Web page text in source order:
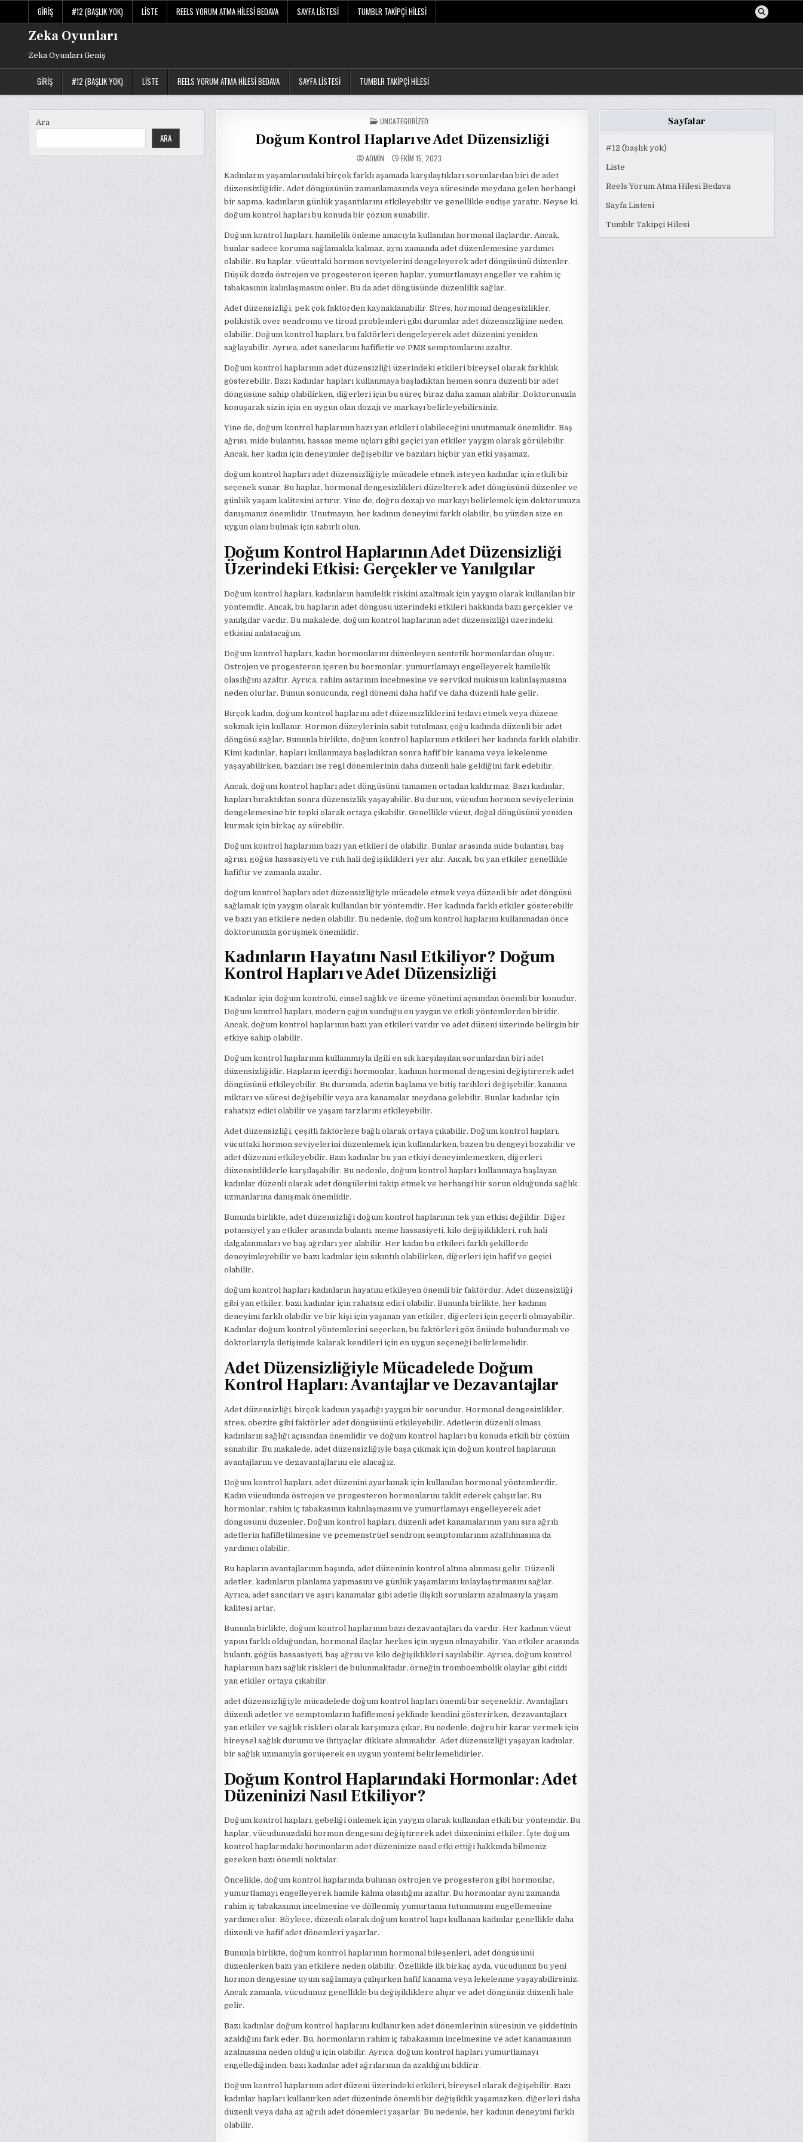
GIRIŞ #12 (BAŞLIK YOK) LISTE REELS YORUM ATMA HILESI BEDAVA SAYFA LISTESI TUMBLR TAKIPÇI HILESI
Zeka Oyunları
Zeka Oyunları Geniş
GIRIŞ #12 (BAŞLIK YOK) LISTE REELS YORUM ATMA HILESI BEDAVA SAYFA LISTESI TUMBLR TAKIPÇI HILESI
Ara
ARA
POSTED
IN
UNCATEGORIZED
Doğum Kontrol Hapları ve Adet Düzensizliği
ADMIN EKIM 15, 2023
Kadınların yaşamlarındaki birçok farklı aşamada karşılaştıkları sorunlardan biri de adet
düzensizliğidir. Adet döngüsünün zamanlamasında veya süresinde meydana gelen herhangi
bir sapma, kadınların günlük yaşantılarını etkileyebilir ve genellikle endişe yaratır. Neyse ki,
doğum kontrol hapları bu konuda bir çözüm sunabilir.
Doğum kontrol hapları, hamilelik önleme amacıyla kullanılan hormonal ilaçlardır. Ancak,
bunlar sadece koruma sağlamakla kalmaz, aynı zamanda adet düzenlemesine yardımcı
olabilir. Bu haplar, vücuttaki hormon seviyelerini dengeleyerek adet döngüsünü düzenler.
Düşük dozda östrojen ve progesteron içeren haplar, yumurtlamayı engeller ve rahim iç
tabakasının kalınlaşmasını önler. Bu da adet döngüsünde düzenlilik sağlar.
Adet düzensizliği, pek çok faktörden kaynaklanabilir. Stres, hormonal dengesizlikler,
polikistik over sendromu ve tiroid problemleri gibi durumlar adet düzensizliğine neden
olabilir. Doğum kontrol hapları, bu faktörleri dengeleyerek adet düzenini yeniden
sağlayabilir. Ayrıca, adet sancılarını hafifletir ve PMS semptomlarını azaltır.
Doğum kontrol haplarının adet düzensizliği üzerindeki etkileri bireysel olarak farklılık
gösterebilir. Bazı kadınlar hapları kullanmaya başladıktan hemen sonra düzenli bir adet
döngüsüne sahip olabilirken, diğerleri için bu süreç biraz daha zaman alabilir. Doktorunuzla
konuşarak sizin için en uygun olan dozajı ve markayı belirleyebilirsiniz.
Yine de, doğum kontrol haplarının bazı yan etkileri olabileceğini unutmamak önemlidir. Baş
ağrısı, mide bulantısı, hassas meme uçları gibi geçici yan etkiler yaygın olarak görülebilir.
Ancak, her kadın için deneyimler değişebilir ve bazıları hiçbir yan etki yaşamaz.
doğum kontrol hapları adet düzensizliğiyle mücadele etmek isteyen kadınlar için etkili bir
seçenek sunar. Bu haplar, hormonal dengesizlikleri düzelterek adet döngüsünü düzenler ve
günlük yaşam kalitesini artırır. Yine de, doğru dozajı ve markayı belirlemek için doktorunuza
danışmanız önemlidir. Unutmayın, her kadının deneyimi farklı olabilir, bu yüzden size en
uygun olanı bulmak için sabırlı olun.
Doğum Kontrol Haplarının Adet Düzensizliği
Üzerindeki Etkisi: Gerçekler ve Yanılgılar
Doğum kontrol hapları, kadınların hamilelik riskini azaltmak için yaygın olarak kullanılan bir
yöntemdir. Ancak, bu hapların adet döngüsü üzerindeki etkileri hakkında bazı gerçekler ve
yanılgılar vardır. Bu makalede, doğum kontrol haplarının adet düzensizliği üzerindeki
etkisini anlatacağım.
Doğum kontrol hapları, kadın hormonlarını düzenleyen sentetik hormonlardan oluşur.
Östrojen ve progesteron içeren bu hormonlar, yumurtlamayı engelleyerek hamilelik
olasılığını azaltır. Ayrıca, rahim astarının incelmesine ve servikal mukusun kalınlaşmasına
neden olurlar. Bunun sonucunda, regl dönemi daha hafif ve daha düzenli hale gelir.
Birçok kadın, doğum kontrol haplarını adet düzensizliklerini tedavi etmek veya düzene
sokmak için kullanır. Hormon düzeylerinin sabit tutulması, çoğu kadında düzenli bir adet
döngüsü sağlar. Bununla birlikte, doğum kontrol haplarının etkileri her kadında farklı olabilir.
Kimi kadınlar, hapları kullanmaya başladıktan sonra hafif bir kanama veya lekelenme
yaşayabilirken, bazıları ise regl dönemlerinin daha düzenli hale geldiğini fark edebilir.
Ancak, doğum kontrol hapları adet döngüsünü tamamen ortadan kaldırmaz. Bazı kadınlar,
hapları bıraktıktan sonra düzensizlik yaşayabilir. Bu durum, vücudun hormon seviyelerinin
dengelemesine bir tepki olarak ortaya çıkabilir. Genellikle vücut, doğal döngüsünü yeniden
kurmak için birkaç ay sürebilir.
Doğum kontrol haplarının bazı yan etkileri de olabilir. Bunlar arasında mide bulantısı, baş
ağrısı, göğüs hassasiyeti ve ruh hali değişiklikleri yer alır. Ancak, bu yan etkiler genellikle
hafiftir ve zamanla azalır.
doğum kontrol hapları adet düzensizliğiyle mücadele etmek veya düzenli bir adet döngüsü
sağlamak için yaygın olarak kullanılan bir yöntemdir. Her kadında farklı etkiler gösterebilir
ve bazı yan etkilere neden olabilir. Bu nedenle, doğum kontrol haplarını kullanmadan önce
doktorunuzla görüşmek önemlidir.
Kadınların Hayatını Nasıl Etkiliyor? Doğum
Kontrol Hapları ve Adet Düzensizliği
Kadınlar için doğum kontrolü, cinsel sağlık ve üreme yönetimi açısından önemli bir konudur.
Doğum kontrol hapları, modern çağın sunduğu en yaygın ve etkili yöntemlerden biridir.
Ancak, doğum kontrol haplarının bazı yan etkileri vardır ve adet düzeni üzerinde belirgin bir
etkiye sahip olabilir.
Doğum kontrol haplarının kullanımıyla ilgili en sık karşılaşılan sorunlardan biri adet
düzensizliğidir. Hapların içerdiği hormonlar, kadının hormonal dengesini değiştirerek adet
döngüsünü etkileyebilir. Bu durumda, adetin başlama ve bitiş tarihleri değişebilir, kanama
miktarı ve süresi değişebilir veya ara kanamalar meydana gelebilir. Bunlar kadınlar için
rahatsız edici olabilir ve yaşam tarzlarını etkileyebilir.
Adet düzensizliği, çeşitli faktörlere bağlı olarak ortaya çıkabilir. Doğum kontrol hapları,
vücuttaki hormon seviyelerini düzenlemek için kullanılırken, bazen bu dengeyi bozabilir ve
adet düzenini etkileyebilir. Bazı kadınlar bu yan etkiyi deneyimlemezken, diğerleri
düzensizliklerle karşılaşabilir. Bu nedenle, doğum kontrol hapları kullanmaya başlayan
kadınlar düzenli olarak adet döngülerini takip etmek ve herhangi bir sorun olduğunda sağlık
uzmanlarına danışmak önemlidir.
Bununla birlikte, adet düzensizliği doğum kontrol haplarının tek yan etkisi değildir. Diğer
potansiyel yan etkiler arasında bulantı, meme hassasiyeti, kilo değişiklikleri, ruh hali
dalgalanmaları ve baş ağrıları yer alabilir. Her kadın bu etkileri farklı şekillerde
deneyimleyebilir ve bazı kadınlar için sıkıntılı olabilirken, diğerleri için hafif ve geçici
olabilir.
doğum kontrol hapları kadınların hayatını etkileyen önemli bir faktördür. Adet düzensizliği
gibi yan etkiler, bazı kadınlar için rahatsız edici olabilir. Bununla birlikte, her kadının
deneyimi farklı olabilir ve bir kişi için yaşanan yan etkiler, diğerleri için geçerli olmayabilir.
Kadınlar doğum kontrol yöntemlerini seçerken, bu faktörleri göz önünde bulundurmalı ve
doktorlarıyla iletişimde kalarak kendileri için en uygun seçeneği belirlemelidir.
Adet Düzensizliğiyle Mücadelede Doğum
Kontrol Hapları: Avantajlar ve Dezavantajlar
Adet düzensizliği, birçok kadının yaşadığı yaygın bir sorundur. Hormonal dengesizlikler,
stres, obezite gibi faktörler adet döngüsünü etkileyebilir. Adetlerin düzenli olması,
kadınların sağlığı açısından önemlidir ve doğum kontrol hapları bu konuda etkili bir çözüm
sunabilir. Bu makalede, adet düzensizliğiyle başa çıkmak için doğum kontrol haplarının
avantajlarını ve dezavantajlarını ele alacağız.
Doğum kontrol hapları, adet düzenini ayarlamak için kullanılan hormonal yöntemlerdir.
Kadın vücudunda östrojen ve progesteron hormonlarını taklit ederek çalışırlar. Bu
hormonlar, rahim iç tabakasının kalınlaşmasını ve yumurtlamayı engelleyerek adet
döngüsünü düzenler. Doğum kontrol hapları, düzenli adet kanamalarının yanı sıra ağrılı
adetlerin hafifletilmesine ve premenstrüel sendrom semptomlarının azaltılmasına da
yardımcı olabilir.
Bu hapların avantajlarının başında, adet düzeninin kontrol altına alınması gelir. Düzenli
adetler, kadınların planlama yapmasını ve günlük yaşamlarını kolaylaştırmasını sağlar.
Ayrıca, adet sancıları ve aşırı kanamalar gibi adetle ilişkili sorunların azalmasıyla yaşam
kalitesi artar.
Bununla birlikte, doğum kontrol haplarının bazı dezavantajları da vardır. Her kadının vücut
yapısı farklı olduğundan, hormonal ilaçlar herkes için uygun olmayabilir. Yan etkiler arasında
bulantı, göğüs hassasiyeti, baş ağrısı ve kilo değişiklikleri sayılabilir. Ayrıca, doğum kontrol
haplarının bazı sağlık riskleri de bulunmaktadır, örneğin tromboembolik olaylar gibi ciddi
yan etkiler ortaya çıkabilir.
adet düzensizliğiyle mücadelede doğum kontrol hapları önemli bir seçenektir. Avantajları
düzenli adetler ve semptomların hafiflemesi şeklinde kendini gösterirken, dezavantajları
yan etkiler ve sağlık riskleri olarak karşımıza çıkar. Bu nedenle, doğru bir karar vermek için
bireysel sağlık durumu ve ihtiyaçlar dikkate alınmalıdır. Adet düzensizliği yaşayan kadınlar,
bir sağlık uzmanıyla görüşerek en uygun yöntemi belirlemelidirler.
Doğum Kontrol Haplarındaki Hormonlar: Adet
Düzeninizi Nasıl Etkiliyor?
Doğum kontrol hapları, gebeliği önlemek için yaygın olarak kullanılan etkili bir yöntemdir. Bu
haplar, vücudunuzdaki hormon dengesini değiştirerek adet düzeninizi etkiler. İşte doğum
kontrol haplarındaki hormonların adet düzeninize nasıl etki ettiği hakkında bilmeniz
gereken bazı önemli noktalar.
Öncelikle, doğum kontrol haplarında bulunan östrojen ve progesteron gibi hormonlar,
yumurtlamayı engelleyerek hamile kalma olasılığını azaltır. Bu hormonlar aynı zamanda
rahim iç tabakasının incelmesine ve döllenmiş yumurtanın tutunmasını engellemesine
yardımcı olur. Böylece, düzenli olarak doğum kontrol hapı kullanan kadınlar genellikle daha
düzenli ve hafif adet dönemleri yaşarlar.
Bununla birlikte, doğum kontrol haplarının hormonal bileşenleri, adet döngüsünü
düzenlerken bazı yan etkilere neden olabilir. Özellikle ilk birkaç ayda, vücudunuz bu yeni
hormon dengesine uyum sağlamaya çalışırken hafif kanama veya lekelenme yaşayabilirsiniz.
Ancak zamanla, vücudunuz genellikle bu değişikliklere alışır ve adet döngünüz düzenli hale
gelir.
Bazı kadınlar doğum kontrol haplarını kullanırken adet dönemlerinin süresinin ve şiddetinin
azaldığını fark eder. Bu, hormonların rahim iç tabakasının incelmesine ve adet kanamasının
azalmasına neden olduğu için olabilir. Ayrıca, doğum kontrol hapları yumurtlamayı
engellediğinden, bazı kadınlar adet ağrılarının da azaldığını bildirir.
Doğum kontrol haplarının adet düzeni üzerindeki etkileri, bireysel olarak değişebilir. Bazı
kadınlar hapları kullanırken adet düzeninde önemli bir değişiklik yaşamazken, diğerleri daha
düzenli veya daha az ağrılı adet dönemleri yaşarlar. Bu nedenle, her kadının deneyimi farklı
olabilir.
Sayfalar
#12 (başlık yok)
Liste
Reels Yorum Atma Hilesi Bedava
Sayfa Listesi
Tumblr Takipçi Hilesi